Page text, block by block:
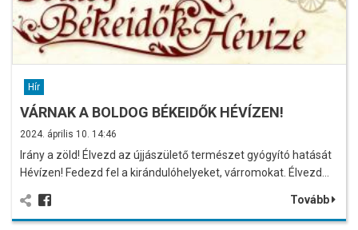
Hír
VÁRNAK A BOLDOG BÉKEIDŐK HÉVÍZEN!
2024. április 10. 14:46
Irány a zöld! Élvezd az újjászülető természet gyógyító hatását
Hévízen! Fedezd fel a kirándulóhelyeket, várromokat. Élvezd…
Tovább